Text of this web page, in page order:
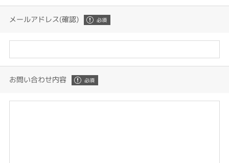
メールアドレス(確認)
お問い合わせ内容